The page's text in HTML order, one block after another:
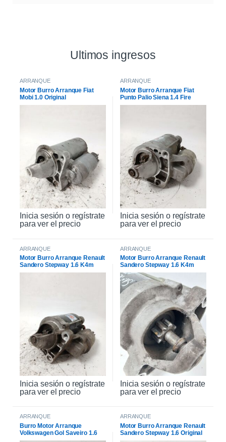
Ultimos ingresos
ARRANQUE
Motor Burro Arranque Fiat
Mobi 1.0 Original
Inicia sesión o regístrate
para ver el precio
ARRANQUE
Motor Burro Arranque Fiat
Punto Palio Siena 1.4 Fire
Original
Inicia sesión o regístrate
para ver el precio
ARRANQUE
Motor Burro Arranque Renault
Sandero Stepway 1.6 K4m
Original
Inicia sesión o regístrate
para ver el precio
ARRANQUE
Motor Burro Arranque Renault
Sandero Stepway 1.6 K4m
Inicia sesión o regístrate
para ver el precio
ARRANQUE
Burro Motor Arranque
Volkswagen Gol Saveiro 1.6
ARRANQUE
Motor Burro Arranque Renault
Sandero Stepway 1.6 Original